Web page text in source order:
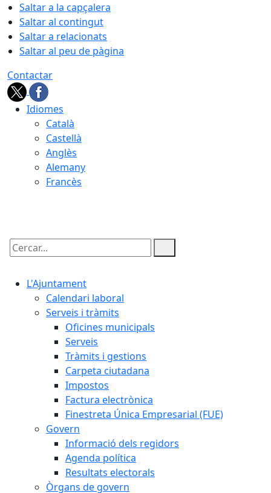
Saltar a la capçalera
Saltar al contingut
Saltar a relacionats
Saltar al peu de pàgina
Contactar
Idiomes
Català
Castellà
Anglès
Alemany
Francès
Cercar:
L'Ajuntament
Calendari laboral
Serveis i tràmits
Oficines municipals
Serveis
Tràmits i gestions
Carpeta ciutadana
Impostos
Factura electrònica
Finestreta Única Empresarial (FUE)
Govern
Informació dels regidors
Agenda política
Resultats electorals
Òrgans de govern